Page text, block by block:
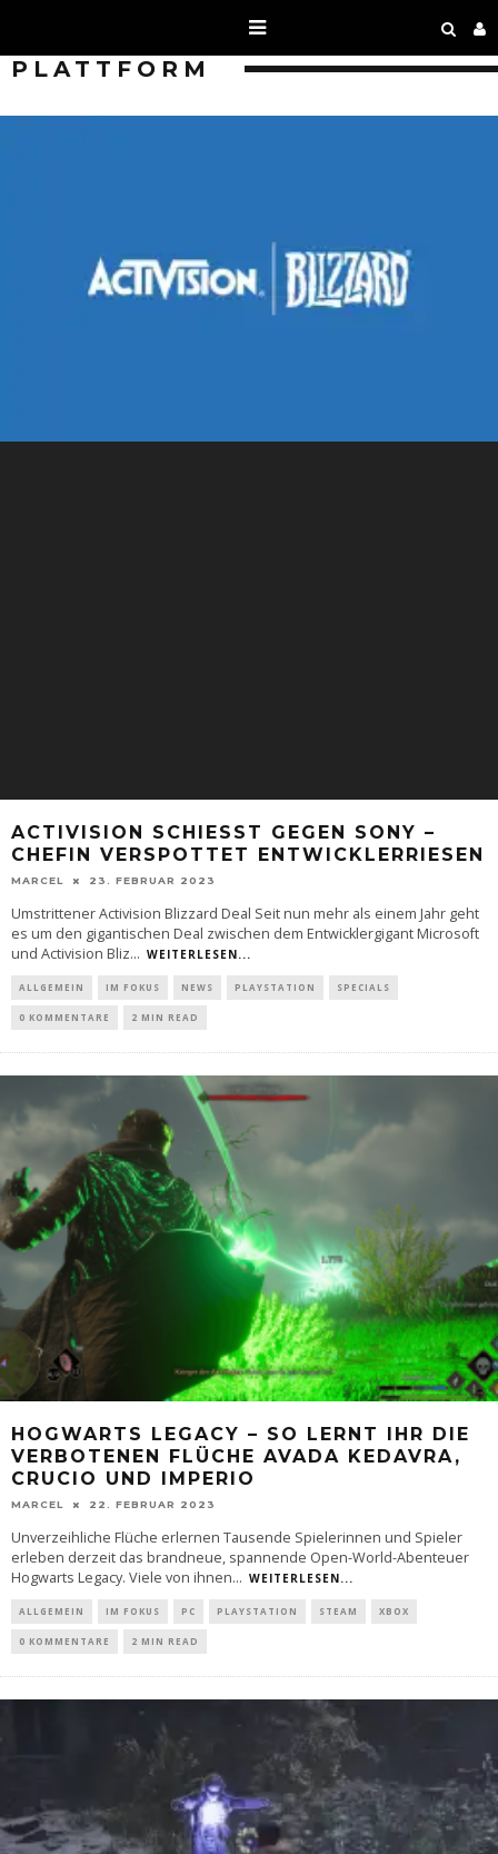
PLATTFORM
ACTIVISION SCHIESST GEGEN SONY – C
HEFIN VERSPOTTET ENTWICKLERRIESEN
MARCEL 23. FEBRUAR 2023
Umstrittener Activision Blizzard Deal Seit nun mehr als einem Jahr geht
es um den gigantischen Deal zwischen dem Entwicklergigant Microsoft
und Activision Bliz... WEITERLESEN...
ALLGEMEIN IM FOKUS NEWS PLAYSTATION SPECIALS
0 KOMMENTARE 2 MIN READ
HOGWARTS LEGACY – SO LERNT IHR DIE
VERBOTENEN FLÜCHE AVADA KEDAVRA,
CRUCIO UND IMPERIO
MARCEL 22. FEBRUAR 2023
Unverzeihliche Flüche erlernen Tausende Spielerinnen und Spieler
erleben derzeit das brandneue, spannende Open-World-Abenteuer
Hogwarts Legacy. Viele von ihnen... WEITERLESEN...
ALLGEMEIN IM FOKUS PC PLAYSTATION STEAM XBOX
0 KOMMENTARE 2 MIN READ